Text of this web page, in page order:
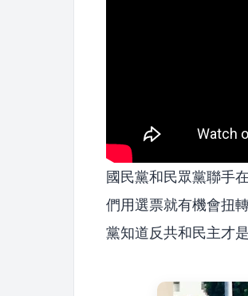
國民黨和民眾黨聯手
們用選票就有機會扭
黨知道反共和民主才